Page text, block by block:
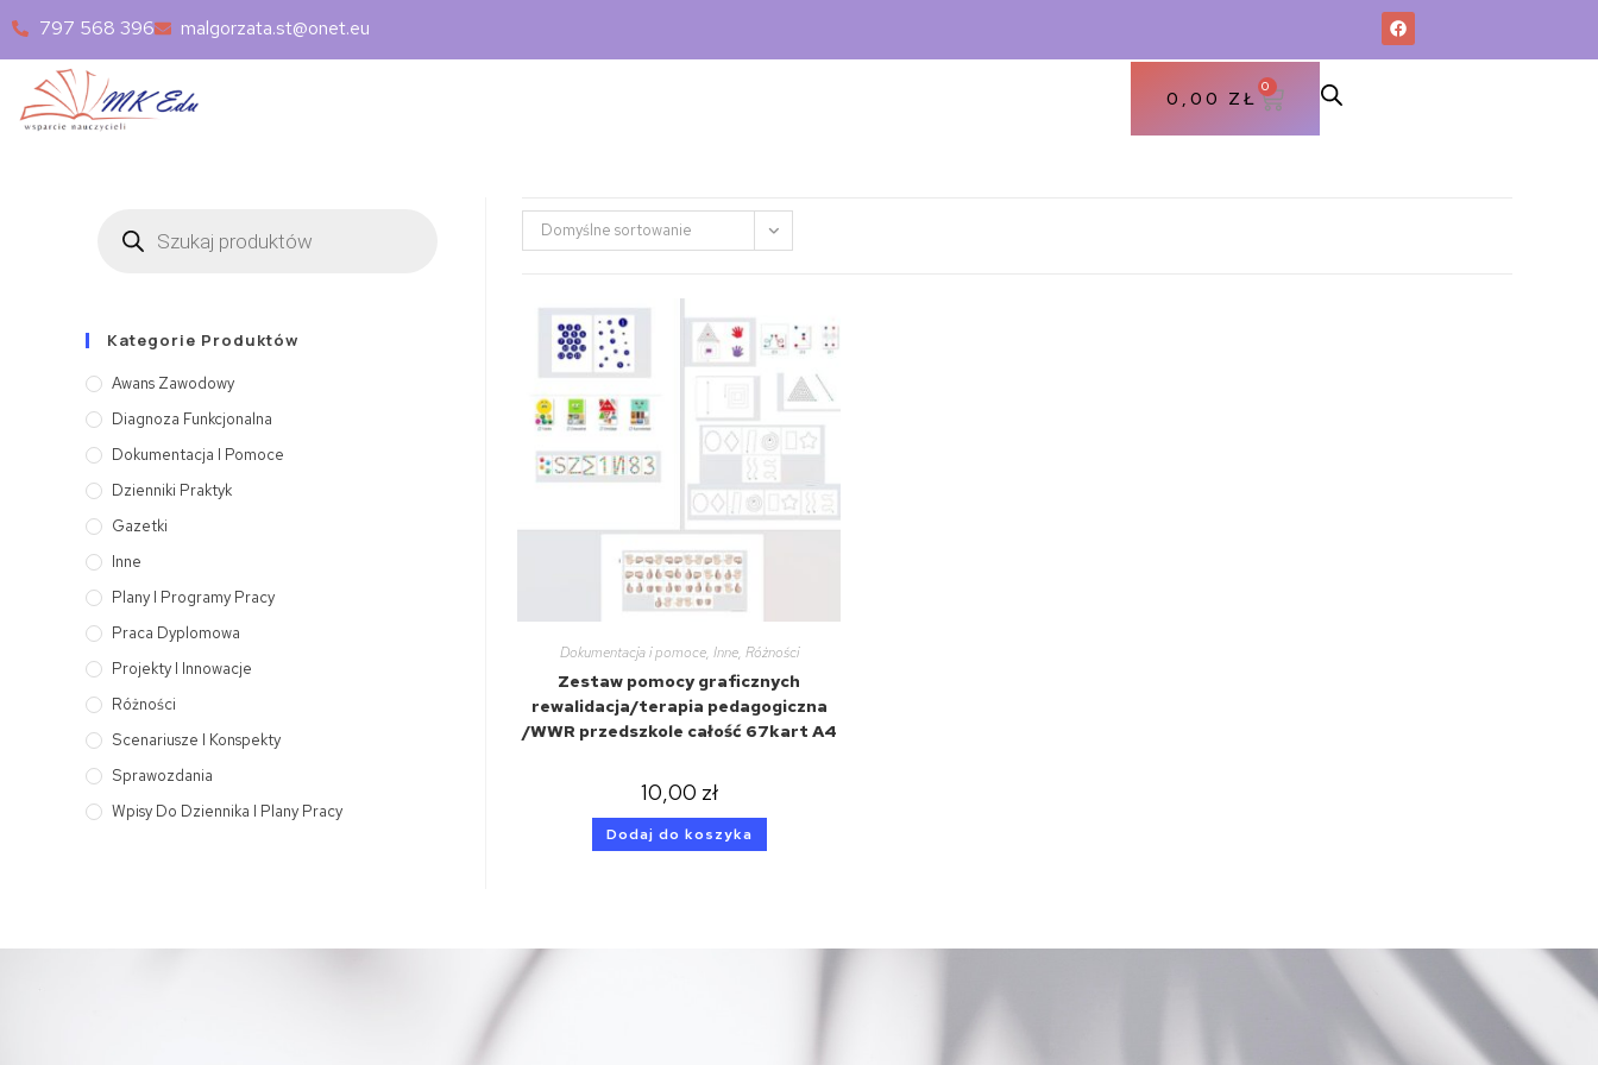
797 568 396 malgorzata.st@onet.eu
0,00 ZŁ
0
Domyślne sortowanie
Dokumentacja i pomoce, Inne, Różności
Zestaw pomocy graficznych
rewalidacja/terapia pedagogiczna
/WWR przedszkole całość 67kart A4
10,00 zł
Dodaj do koszyka
Kategorie Produktów
Awans Zawodowy
Diagnoza Funkcjonalna
Dokumentacja I Pomoce
Dzienniki Praktyk
Gazetki
Inne
Plany I Programy Pracy
Praca Dyplomowa
Projekty I Innowacje
Różności
Scenariusze I Konspekty
Sprawozdania
Wpisy Do Dziennika I Plany Pracy